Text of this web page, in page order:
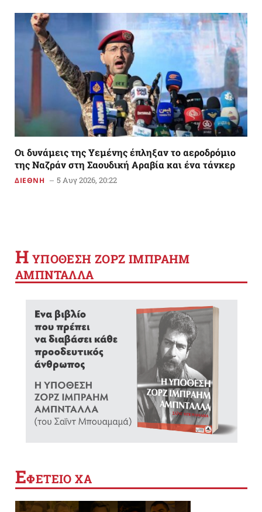
Οι δυνάμεις της Υεμένης έπληξαν το αεροδρόμιο
της Ναζράν στη Σαουδική Αραβία και ένα τάνκερ
ΔΙΕΘΝΗ 5 Αυγ 2026, 20:22
Η YΠΟΘΕΣΗ ΖΟΡΖ ΙΜΠΡΑΗΜ
ΑΜΠΝΤΑΛΛΑ
ΕΦΕΤΕΙΟ ΧΑ